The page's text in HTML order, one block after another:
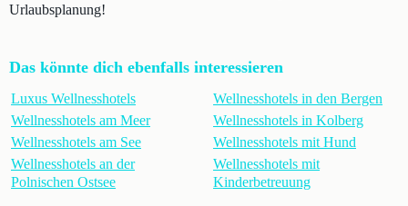
Urlaubsplanung!
Das könnte dich ebenfalls interessieren
Luxus Wellnesshotels
Wellnesshotels am Meer
Wellnesshotels am See
Wellnesshotels an der
Polnischen Ostsee
Wellnesshotels in den Bergen
Wellnesshotels in Kolberg
Wellnesshotels mit Hund
Wellnesshotels mit
Kinderbetreuung